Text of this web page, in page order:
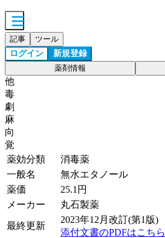
記事 ツール
ログイン 新規登録
薬剤情報
他
毒
劇
麻
向
覚
薬効分類
消毒薬
一般名
無水エタノール
薬価
25.1 円
メーカー
丸石製薬
最終更新
2023年12月改訂(第1版)
添付文書のPDFはこちら